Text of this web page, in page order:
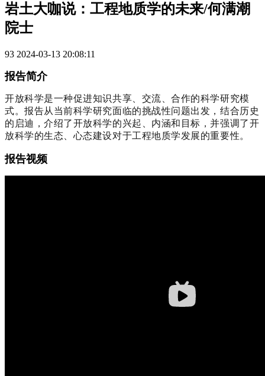
岩土大咖说：工程地质学的未来/何满潮
院士
93 2024-03-13 20:08:11
报告简介
开放科学是一种促进知识共享、交流、合作的科学研究模
式。报告从当前科学研究面临的挑战性问题出发，结合历史
的启迪，介绍了开放科学的兴起、内涵和目标，并强调了开
放科学的生态、心态建设对于工程地质学发展的重要性。
报告视频